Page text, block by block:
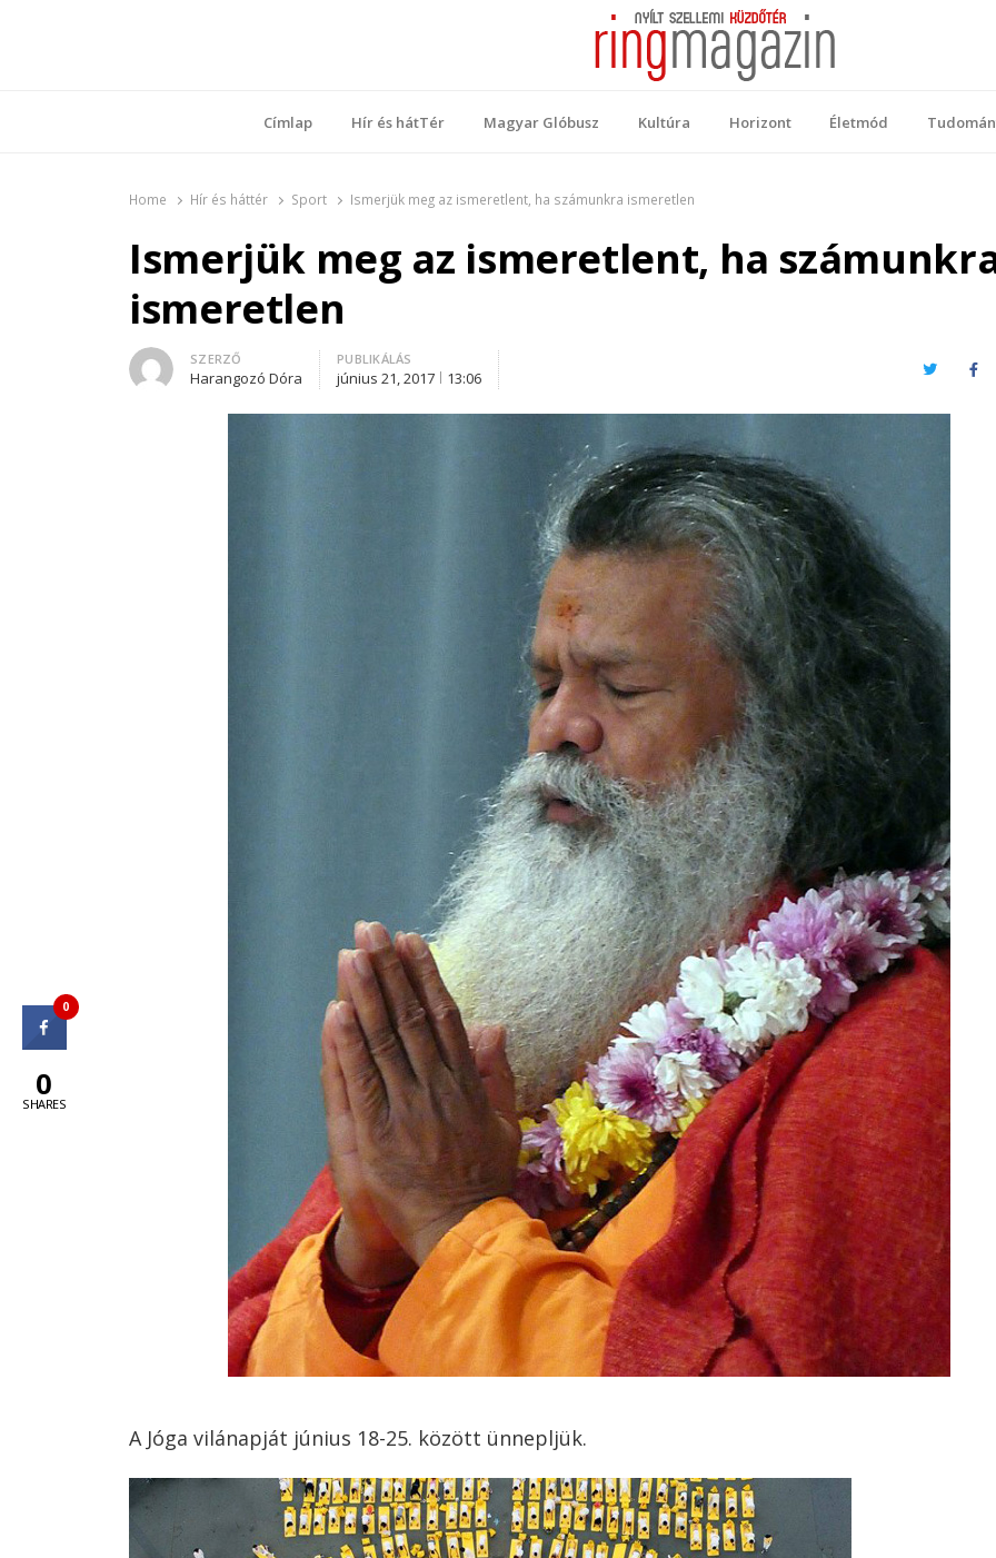
Címlap Hír és hátTér Magyar Glóbusz Kultúra Horizont Életmód
Home Hír és háttér Sport Ismerjük meg az ismeretlent, ha számunkra ismeretlen
Ismerjük meg az ismeretlent, ha
ismeretlen
Author
SZERZŐ
Harangozó Dóra
PUBLIKÁLÁS
június 21, 2017 13:06 Twitter
A Jóga vilánapját június 18-25. között ünnepljük.
0
0
SHARES